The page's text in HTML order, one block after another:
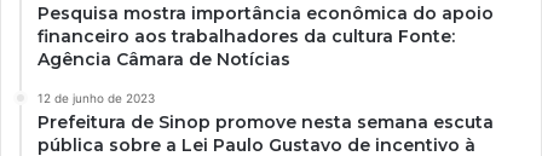
Pesquisa mostra importância econômica do apoio
financeiro aos trabalhadores da cultura Fonte:
Agência Câmara de Notícias
12 de junho de 2023
Prefeitura de Sinop promove nesta semana escuta
pública sobre a Lei Paulo Gustavo de incentivo à